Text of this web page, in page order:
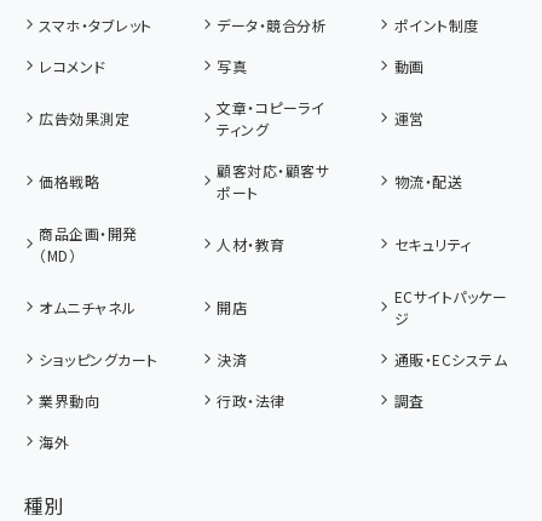
スマホ・タブレット
データ・競合分析
ポイント制度
レコメンド
写真 動画
広告効果測定
文章・コピーライ
ティング
運営
価格戦略
顧客対応・顧客サ
ポート
物流・配送
商品企画・開発
（MD）
人材・教育 セキュリティ
オムニチャネル 開店
ECサイトパッケー
ジ
ショッピングカート
決済
通販・ECシステム
業界動向
行政・法律
調査
海外
種別